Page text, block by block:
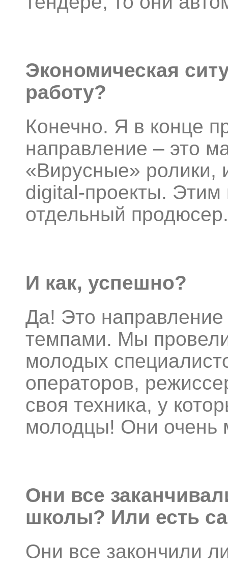
Экономическая
работу?
Конечно. Я в конце
направление – это
«Вирусные» ролики,
digital-проекты. Этим
отдельный продюсер.
И как, успешно?
Да! Это
темпами. Мы
молодых
операторов,
своя техника, у
молодцы! Они очень
Они все
школы? Или есть
Они все закончили